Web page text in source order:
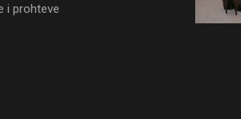
i prohteve